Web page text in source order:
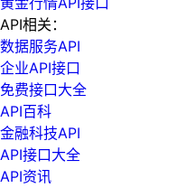
API相关：
数据服务API
企业API接口
免费接口大全
API百科
金融科技API
API接口大全
API资讯